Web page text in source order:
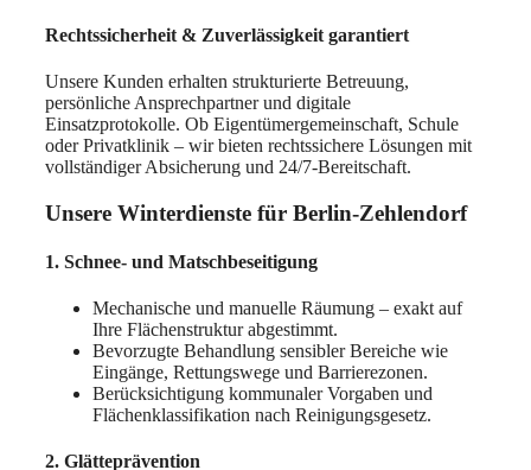
Rechtssicherheit & Zuverlässigkeit garantiert
Unsere Kunden erhalten strukturierte Betreuung,
persönliche Ansprechpartner und digitale
Einsatzprotokolle. Ob Eigentümergemeinschaft, Schule
oder Privatklinik – wir bieten rechtssichere Lösungen mit
vollständiger Absicherung und 24/7-Bereitschaft.
Unsere Winterdienste für Berlin-Zehlendorf
1. Schnee- und Matschbeseitigung
Mechanische und manuelle Räumung – exakt auf
Ihre Flächenstruktur abgestimmt.
Bevorzugte Behandlung sensibler Bereiche wie
Eingänge, Rettungswege und Barrierezonen.
Berücksichtigung kommunaler Vorgaben und
Flächenklassifikation nach Reinigungsgesetz.
2. Glätteprävention